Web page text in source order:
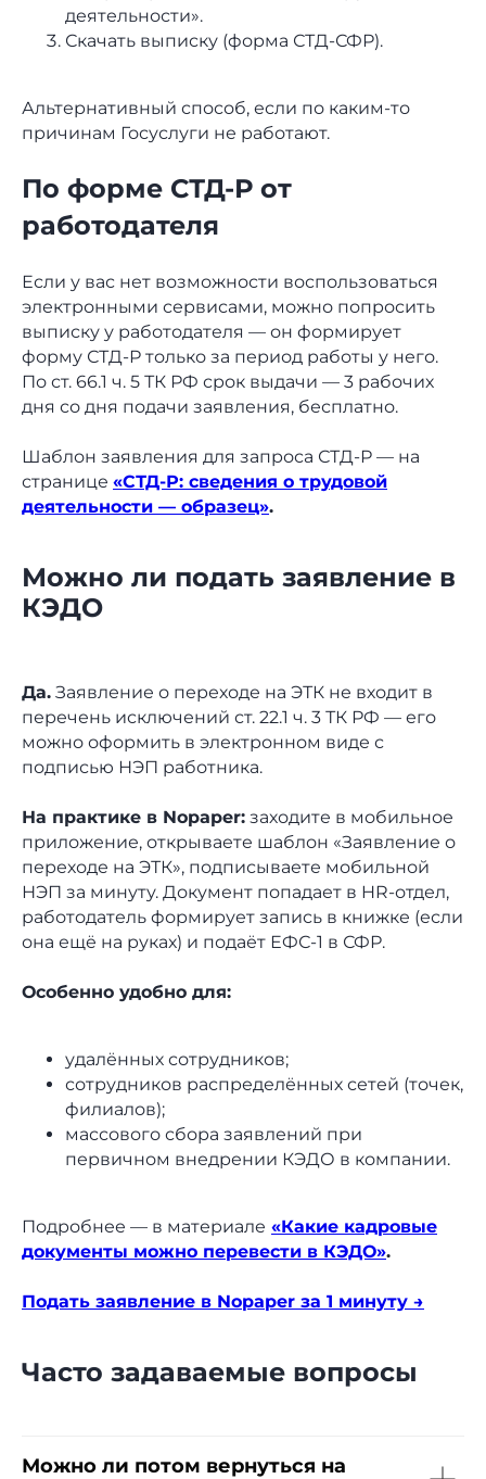
деятельности».
Скачать выписку (форма СТД-СФР).
Альтернативный способ, если по каким-то
причинам Госуслуги не работают.
По форме СТД-Р от
работодателя
Если у вас нет возможности воспользоваться
электронными сервисами, можно попросить
выписку у работодателя — он формирует
форму СТД-Р только за период работы у него.
По ст. 66.1 ч. 5 ТК РФ срок выдачи — 3 рабочих
дня со дня подачи заявления, бесплатно.
Шаблон заявления для запроса СТД-Р — на
странице «СТД-Р: сведения о трудовой
деятельности — образец».
Можно ли подать заявление в
КЭДО
Да. Заявление о переходе на ЭТК не входит в
перечень исключений ст. 22.1 ч. 3 ТК РФ — его
можно оформить в электронном виде с
подписью НЭП работника.
На практике в Nopaper: заходите в мобильное
приложение, открываете шаблон «Заявление о
переходе на ЭТК», подписываете мобильной
НЭП за минуту. Документ попадает в HR-отдел,
работодатель формирует запись в книжке (если
она ещё на руках) и подаёт ЕФС-1 в СФР.
Особенно удобно для:
удалённых сотрудников;
сотрудников распределённых сетей (точек,
филиалов);
массового сбора заявлений при
первичном внедрении КЭДО в компании.
Подробнее — в материале «Какие кадровые
документы можно перевести в КЭДО».
Подать заявление в Nopaper за 1 минуту →
Часто задаваемые вопросы
Можно ли потом вернуться на
Спросить юриста
бульвар, д. 42, стр. 1, эт. 0, пом. 264, рм 4
hello@nopaper.ru